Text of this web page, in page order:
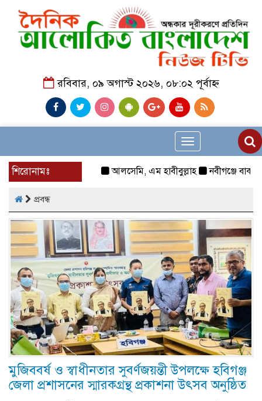
রবিবার, ০৯ অগাস্ট ২০২৬, ০৮:০২ পূর্বাহ্ন
Toggle
navigation
শিরোনামঃ আলসেমি, এম হাবীবুল্লাহ নবীগঞ্জে
প্রবন্ধ
মুজিববর্ষ ও স্বাধীনতার সুবর্ণজয়ন্তী উপলক্ষে হবিগঞ্জ
জেলা প্রশাসনের স্মারকগ্রন্থ প্রকাশনা উৎসব অনুষ্ঠিত